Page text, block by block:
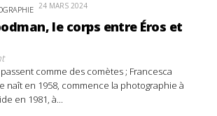
24 MARS 2024
le corps entre Éros et
comme des comètes ; Francesca
naît en 1958, commence la photographie à
en 1981, à...